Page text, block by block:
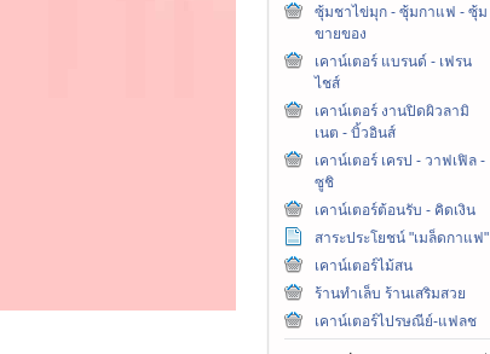
ซุ้มชาไข่มุก - ซุ้มกาแฟ - ซุ้ม
ขายของ
เคาน์เตอร์ แบรนด์ - เฟรน
ไชส์
เคาน์เตอร์ งานปิดผิวลามิ
เนต - บิ้วอินส์
เคาน์เตอร์ เครป - วาฟเฟิล -
ซูชิ
เคาน์เตอร์ต้อนรับ - คิดเงิน
สาระประโยชน์ "เมล็ดกาแฟ"
เคาน์เตอร์ไม้สน
ร้านทำเล็บ ร้านเสริมสวย
เคาน์เตอร์ไปรษณีย์-แฟลช